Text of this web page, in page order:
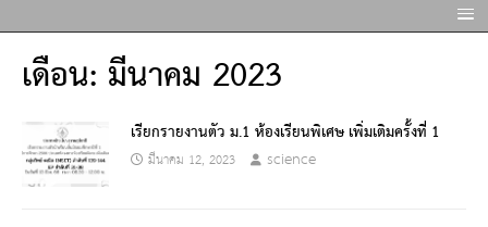
เดือน: มีนาคม 2023
เรียกรายงานตัว ม.1 ห้องเรียนพิเศษ เพิ่มเติมครั้งที่ 1
มีนาคม 12, 2023 science